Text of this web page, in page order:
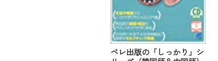
ベレ出版の「しっかり」シ